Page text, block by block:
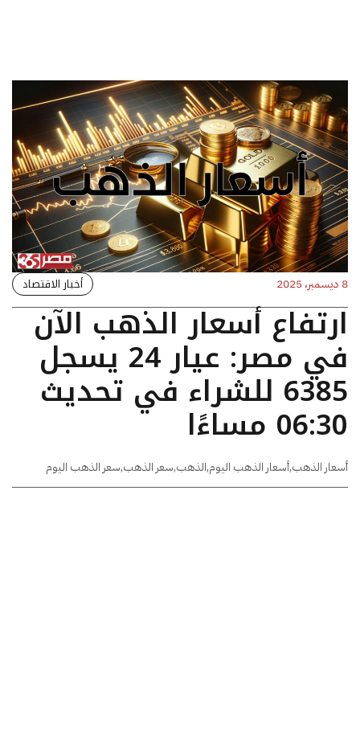
8 ديسمبر، 2025 أخبار الاقتصاد
ارتفاع أسعار الذهب الآن
في مصر: عيار 24 يسجل
6385 للشراء في تحديث
06:30 مساءًا
أسعار الذهب,أسعار الذهب اليوم,الذهب,سعر الذهب,سعر الذهب اليوم